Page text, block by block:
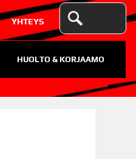
YHTEYS
HUOLTO & KORJAAMO